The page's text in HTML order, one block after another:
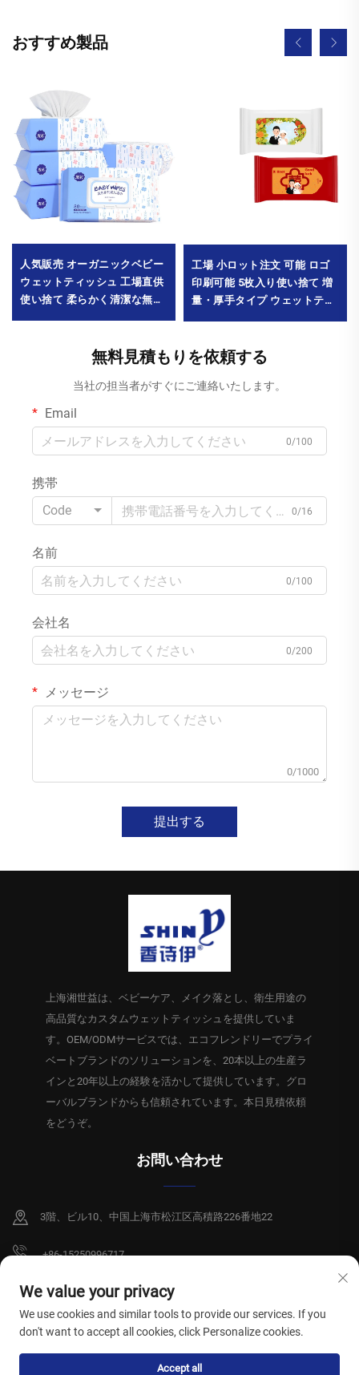
おすすめ製品
人気販売 オーガニックベビー
ウェットティッシュ 工場直供
使い捨て 柔らかく清潔な無香
り用 最小注文数量 10000パッ
工場 小ロット注文 可能 ロゴ
印刷可能 5枚入り使い捨て 増
量・厚手タイプ ウェットティ
無料見積もりを依頼する
当社の担当者がすぐにご連絡いたします。
Email
0/100
携帯
Code
0/16
名前
0/100
会社名
0/200
メッセージ
0/1000
提出する
上海湘世益は、ベビーケア、メイク落とし、衛生用途の
高品質なカスタムウェットティッシュを提供していま
す。OEM/ODMサービスでは、エコフレンドリーでプライ
ベートブランドのソリューションを、20本以上の生産ラ
インと20年以上の経験を活かして提供しています。グロ
ーバルブランドからも信頼されています。本日見積依頼
をどうぞ。
お問い合わせ
3階、ビル10、中国上海市松江区高積路226番地22
+86-15250996717
[email protected]
Copyright © 2026 上海祥碩衛生製品有限公司。全著作権所有。 プライバシー
ポリシー
We value your privacy
We use cookies and similar tools to provide our services. If you
don't want to accept all cookies, click Personalize cookies.
Accept all